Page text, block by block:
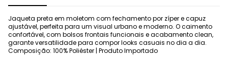
Jaqueta preta em moletom com fechamento por zíper e capuz
ajustável, perfeita para um visual urbano e moderno. O caimento
confortável, com bolsos frontais funcionais e acabamento clean,
garante versatilidade para compor looks casuais no dia a dia.
Composição: 100% Poliéster | Produto Importado